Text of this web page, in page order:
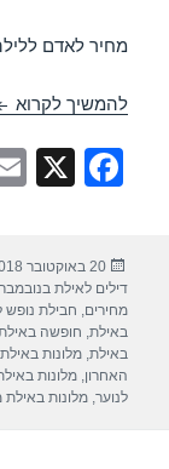
מחיר לאדם ללילה:
להמשיך לקרוא
F
e
b
o
o
X
פורסם
בתאריך
20 באוקטובר 2018
דילים לאילת
מחירים, חבילת נופש
באילת, חופשה
באילת,מלונות
האחרון,מלונות
לנוער,מלונות